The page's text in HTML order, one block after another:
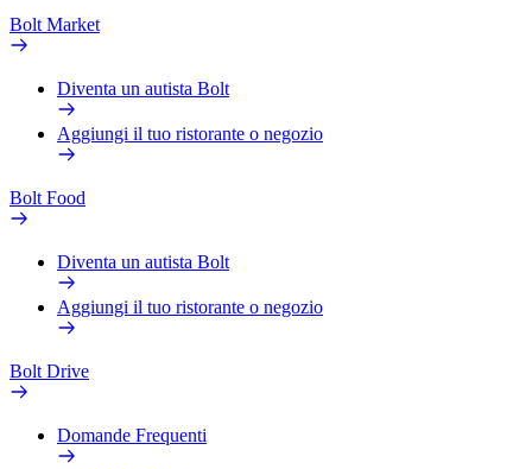
Bolt Market
Diventa un autista Bolt
Aggiungi il tuo ristorante o negozio
Bolt Food
Diventa un autista Bolt
Aggiungi il tuo ristorante o negozio
Bolt Drive
Domande Frequenti